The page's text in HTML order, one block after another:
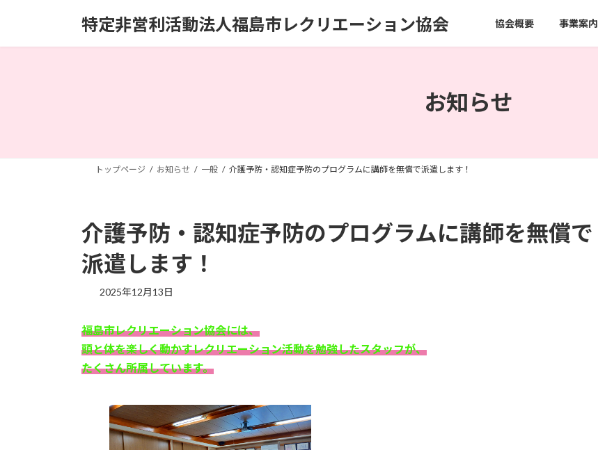
プ
動
特定非営利活動法人福島市レクリエーション協会 協会概要 事業案内
お知らせ
トップページ お知らせ 一般 介護予防・認知症予防のプログラムに講師を無償で派遣します！
介護予防・認知症予防のプログラムに講師を無償で
派遣します！
2025年12月13日
福島市レクリエーション協会には、
頭と体を楽しく動かすレクリエーション活動を勉強したスタッフが、
たくさん所属しています。